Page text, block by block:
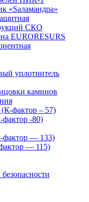
«Sаламандра»
СКО
EURORESURS
уплотнитель
каминов
фактор – 57)
-80)
фактор — 133)
— 115)